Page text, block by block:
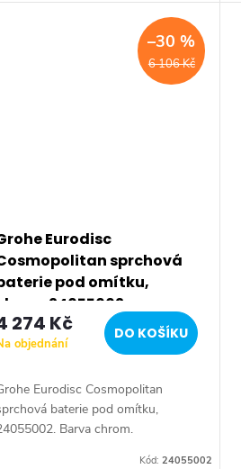
6 106 Kč
–30 %
Eurodisc
sprchová
pod omítku,
chrom 24055002
274 Kč
objednání
DO KOŠÍKU
Eurodisc Cosmopolitan
baterie pod omítku,
Barva chrom.
Kód:24055002